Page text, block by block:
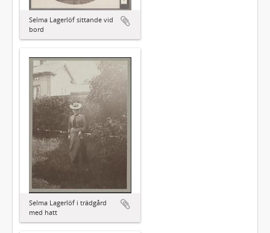
Selma Lagerlöf sittande vid
bord
Selma Lagerlöf i trädgård
med hatt